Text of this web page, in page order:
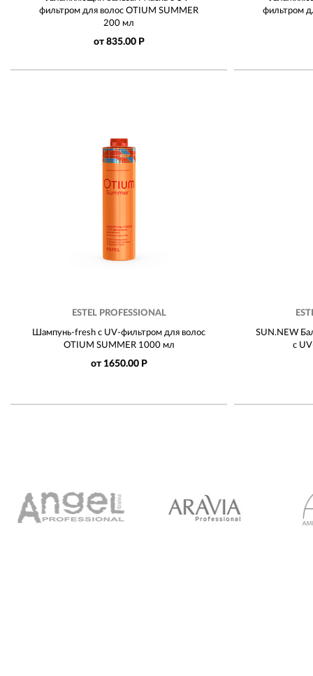
фильтром для волос OTIUM SUMMER
200 мл
от 835.00 Р
фильтром
ESTEL PROFESSIONAL
Шампунь-fresh c UV-фильтром для волос
OTIUM SUMMER 1000 мл
от 1650.00 Р
SUN.NEW
с